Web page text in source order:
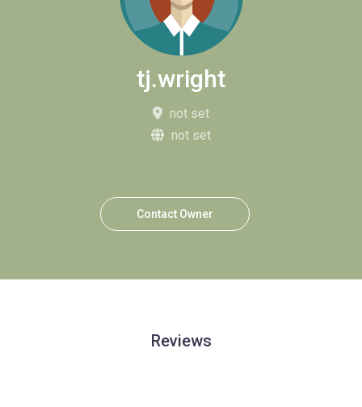
tj.wright
not set
not set
Contact Owner
Reviews